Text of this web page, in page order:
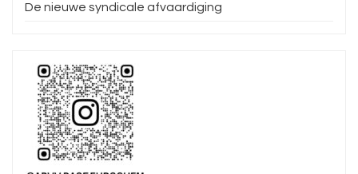
De nieuwe syndicale afvaardiging